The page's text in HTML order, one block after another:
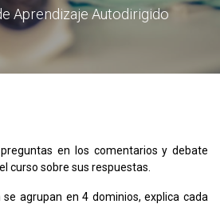
Aprendizaje Autodirigido
en los comentarios y debate
curso sobre sus respuestas.
agrupan en 4 dominios, explica cada